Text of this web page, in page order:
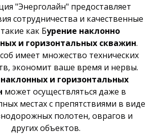
"Энерголайн" предоставляет
сотрудничества и качественные
как Бурение наклонно
и горизонтальных скважин.
имеет множество технических
экономит ваше время и нервы.
и горизонтальных
может осуществляться даже в
местах с препятствиями в виде
полотен, оврагов и
других объектов.